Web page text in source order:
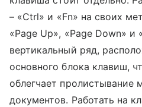
– «Ctrl» и «Fn» на своих
«Page Up», «Page Down» и
вертикальный ряд,
основного блока клавиш,
облегчает пролистывание
документов. Работать на